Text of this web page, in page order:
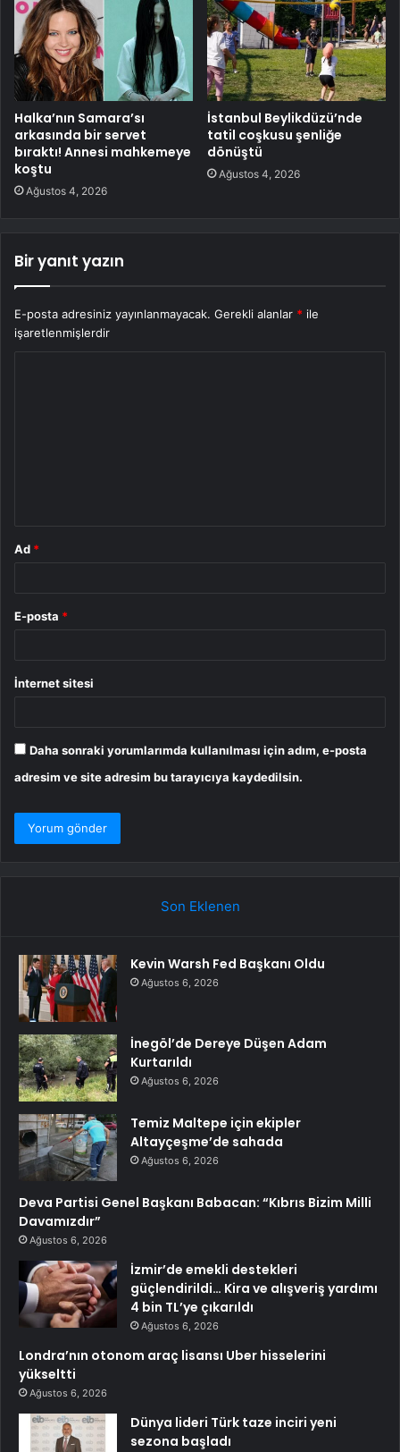
Halka’nın Samara’sı
arkasında bir servet
bıraktı! Annesi mahkemeye
koştu
Ağustos 4, 2026
İstanbul Beylikdüzü’nde
tatil coşkusu şenliğe
dönüştü
Ağustos 4, 2026
Bir yanıt yazın
E-posta adresiniz yayınlanmayacak. Gerekli alanlar * ile
işaretlenmişlerdir
Ad *
E-posta *
İnternet sitesi
Daha sonraki yorumlarımda kullanılması için adım, e-posta
adresim ve site adresim bu tarayıcıya kaydedilsin.
Son Eklenen
Kevin Warsh Fed Başkanı Oldu
Ağustos 6, 2026
İnegöl’de Dereye Düşen Adam
Kurtarıldı
Ağustos 6, 2026
Temiz Maltepe için ekipler
Altayçeşme’de sahada
Ağustos 6, 2026
Deva Partisi Genel Başkanı Babacan: “Kıbrıs Bizim Milli
Davamızdır”
Ağustos 6, 2026
İzmir’de emekli destekleri
güçlendirildi… Kira ve alışveriş yardımı
4 bin TL’ye çıkarıldı
Ağustos 6, 2026
Londra’nın otonom araç lisansı Uber hisselerini
yükseltti
Ağustos 6, 2026
Dünya lideri Türk taze inciri yeni
sezona başladı